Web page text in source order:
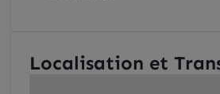
Localisation et